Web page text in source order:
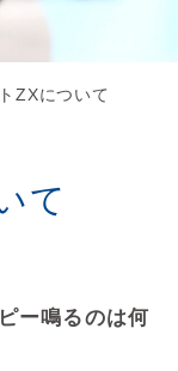
ZXについて
て
ー鳴るのは何